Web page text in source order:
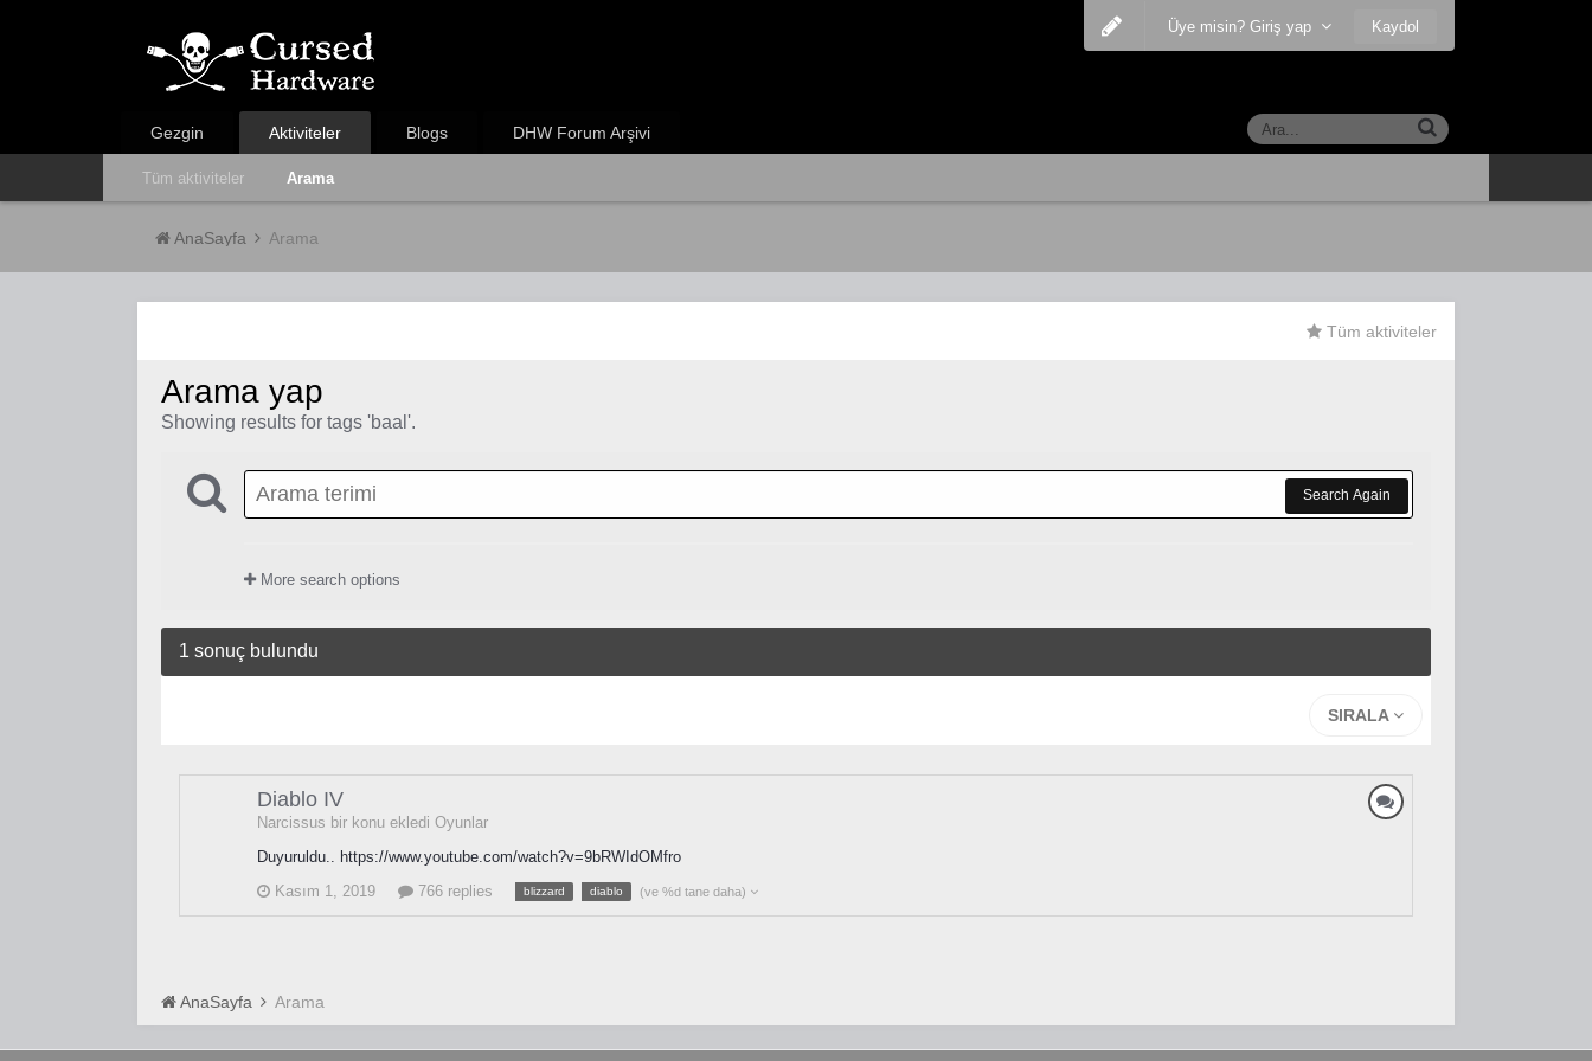
Üye misin? Giriş yap Kaydol
Gezgin Aktiviteler
Tüm aktiviteler Arama
Blogs DHW Forum Arşivi
AnaSayfa Arama
Tüm aktiviteler
Arama yap
Showing results for tags 'baal'.
Search Again
More search options
1 sonuç bulundu
SIRALA
Diablo IV
Narcissus bir konu ekledi Oyunlar
Duyuruldu.. https://www.youtube.com/watch?v=9bRWIdOMfro
Kasım 1, 2019
766 replies blizzard diablo (ve %d tane daha)
AnaSayfa Arama